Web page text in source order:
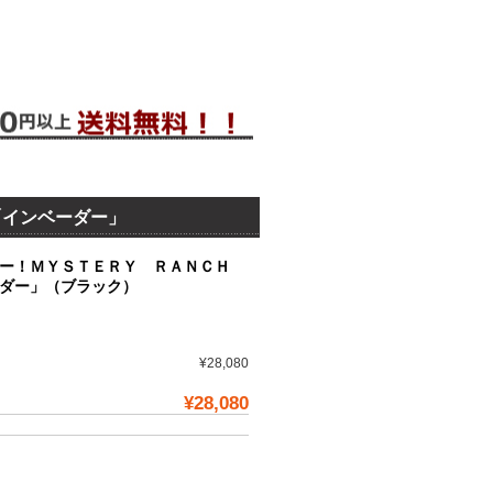
ンベーダー」
ＭＹＳＴＥＲＹ ＲＡＮＣＨ
ー」（ブラック）
¥28,080
¥28,080